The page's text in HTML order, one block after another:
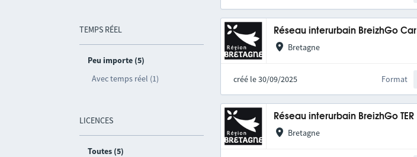
TEMPS RÉEL
Peu importe (5)
Avec temps réel (1)
LICENCES
Toutes (5)
Réseau interurbain BreizhGo Car
Bretagne
créé le 30/09/2025 Format
Réseau interurbain BreizhGo TER
Bretagne